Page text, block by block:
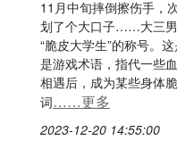
11月中旬摔倒擦伤手，
划了个大口子……大三男
“脆皮大学生”的称号。
是游戏术语，指代一些
相遇后，成为某些身体
词……更多
2023-12-20 14:55:00